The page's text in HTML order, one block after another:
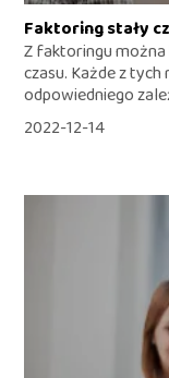
Faktoring stały
Z faktoringu
czasu. Każde z
odpowiedniego
2022-12-14